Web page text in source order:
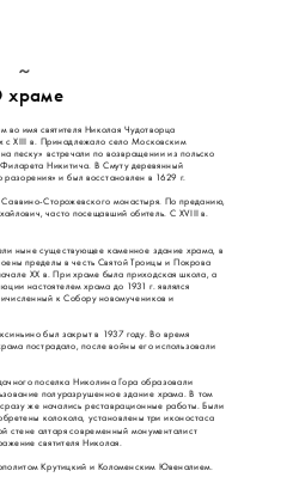
храме
имя святителя Николая Чудотворца
с XIII в. Принадлежало село Московским
песку» встречали по возвращении из польско
Филарета Никитича. В Смуту деревянный
разорения» и был восстановлен в 1629 г.
часто посещавший обитель. С XVIII в.
ныне существующее каменное здание храма, в
пределы в честь Святой Троицы и Покрова
ХХ в. При храме была приходская школа, а
настоятелем храма до 1931 г. являлся
к Собору новомучеников и
пострадало, после войны его использовали
полуразрушенное здание храма. В том
же начались реставрационные работы. Были
колокола, установлены три иконостаса
стене алтаря современный монументалист
святителя Николая.
Крутицкий и Коломенским Ювеналием.